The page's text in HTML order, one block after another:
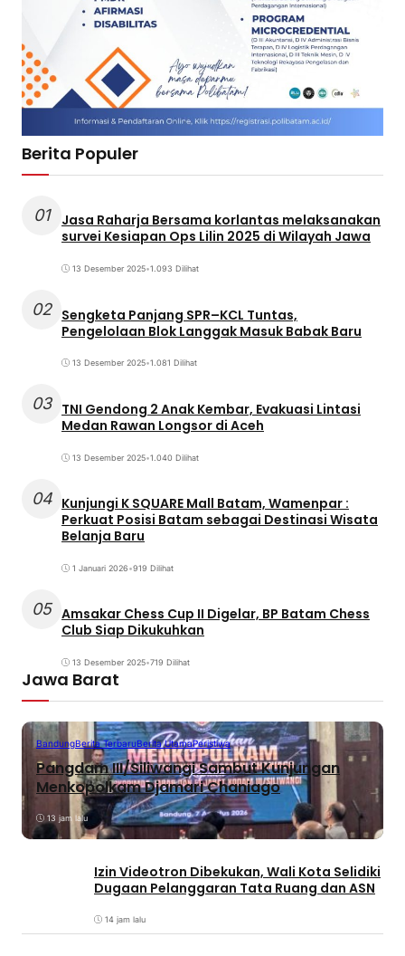
Berita Populer
01
Jasa Raharja Bersama korlantas melaksanakan
survei Kesiapan Ops Lilin 2025 di Wilayah Jawa
13 Desember 2025•1.093 Dilihat
02 Sengketa Panjang SPR–KCL Tuntas,
Pengelolaan Blok Langgak Masuk Babak Baru
13 Desember 2025•1.081 Dilihat
03 TNI Gendong 2 Anak Kembar, Evakuasi Lintasi
Medan Rawan Longsor di Aceh
13 Desember 2025•1.040 Dilihat
04 Kunjungi K SQUARE Mall Batam, Wamenpar :
Perkuat Posisi Batam sebagai Destinasi Wisata
Belanja Baru
1 Januari 2026•919 Dilihat
05 Amsakar Chess Cup II Digelar, BP Batam Chess
Club Siap Dikukuhkan
13 Desember 2025•719 Dilihat
Jawa Barat
BandungBerita TerbaruBerita UtamaPeristiwa
Pangdam III/Siliwangi Sambut Kunjungan
Menkopolkam Djamari Chaniago
13 jam lalu
Izin Videotron Dibekukan, Wali Kota Selidiki
Dugaan Pelanggaran Tata Ruang dan ASN
14 jam lalu